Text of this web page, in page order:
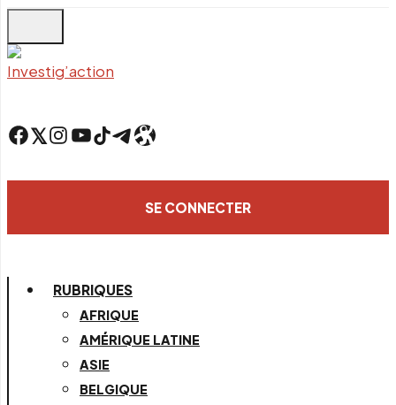
to
main
Facebook Twitter Instagram YouTube TikTok TelegramLien
SE CONNECTER
RUBRIQUES
AFRIQUE
AMÉRIQUE LATINE
ASIE
BELGIQUE